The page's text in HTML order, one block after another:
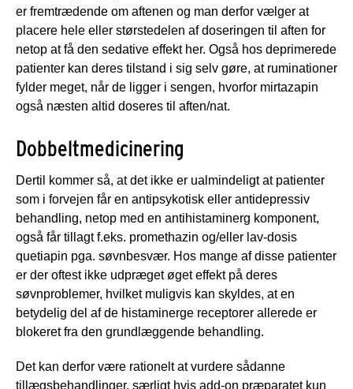
er fremtrædende om aftenen og man derfor vælger at
placere hele eller størstedelen af doseringen til aften for
netop at få den sedative effekt her. Også hos deprimerede
patienter kan deres tilstand i sig selv gøre, at ruminationer
fylder meget, når de ligger i sengen, hvorfor mirtazapin
også næsten altid doseres til aften/nat.
Dobbeltmedicinering
Dertil kommer så, at det ikke er ualmindeligt at patienter
som i forvejen får en antipsykotisk eller antidepressiv
behandling, netop med en antihistaminerg komponent,
også får tillagt f.eks. promethazin og/eller lav-dosis
quetiapin pga. søvnbesvær. Hos mange af disse patienter
er der oftest ikke udpræget øget effekt på deres
søvnproblemer, hvilket muligvis kan skyldes, at en
betydelig del af de histaminerge receptorer allerede er
blokeret fra den grundlæggende behandling.
Det kan derfor være rationelt at vurdere sådanne
tillægsbehandlinger, særligt hvis add-on præparatet kun